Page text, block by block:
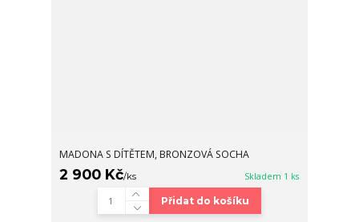
MADONA S DÍTĚTEM, BRONZOVÁ SOCHA
2 900 Kč/ks Skladem 1 ks
Přidat do košíku